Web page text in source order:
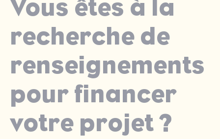
Vous êtes à la
recherche de
renseignements
pour financer
votre projet ?